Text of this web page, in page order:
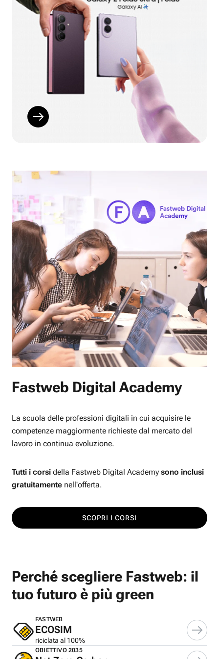
Fastweb Digital Academy
La scuola delle professioni digitali in cui acquisire le
competenze maggiormente richieste dal mercato del
lavoro in continua evoluzione.
Tutti i corsi della Fastweb Digital Academy sono inclusi
gratuitamente nell'offerta.
SCOPRI I CORSI
Perché scegliere Fastweb: il
tuo futuro è più green
FASTWEB
ECOSIM
riciclata al 100%
OBIETTIVO 2035